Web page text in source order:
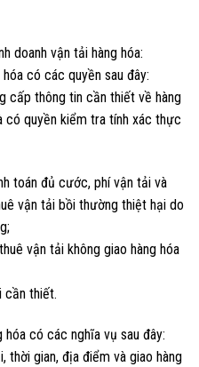
doanh vận tải hàng hóa:
có các quyền sau đây:
cấp thông tin cần thiết về hàng
có quyền kiểm tra tính xác thực
toán đủ cước, phí vận tải và
vận tải bồi thường thiệt hại do
vận tải không giao hàng hóa
cần thiết.
hóa có các nghĩa vụ sau đây:
thời gian, địa điểm và giao hàng